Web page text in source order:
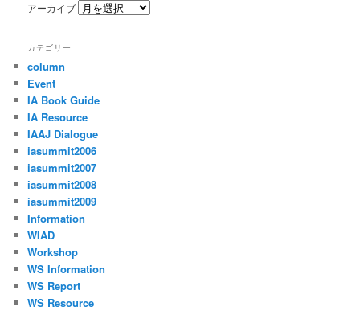
アーカイブ
カテゴリー
column
Event
IA Book Guide
IA Resource
IAAJ Dialogue
iasummit2006
iasummit2007
iasummit2008
iasummit2009
Information
WIAD
Workshop
WS Information
WS Report
WS Resource